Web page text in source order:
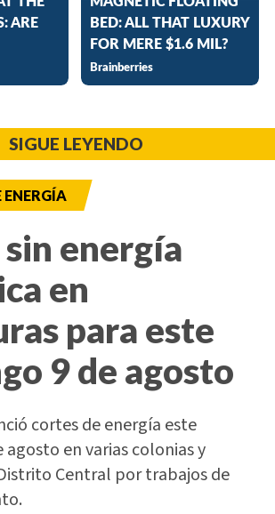
SIGUE LEYENDO
ENERGÍA
energía
en
para este
9 de agosto
cortes de energía este
en varias colonias y
Central por trabajos de